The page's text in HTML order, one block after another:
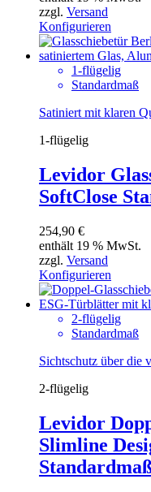
zzgl. Versand
Konfigurieren
1-flügelig
Standardmaß
Satiniert mit klaren
1-flügelig
Levidor
SoftClose
254,90 €
enthält 19 % MwSt.
zzgl. Versand
Konfigurieren
2-flügelig
Standardmaß
Sichtschutz über die
2-flügelig
Levidor
Slimline